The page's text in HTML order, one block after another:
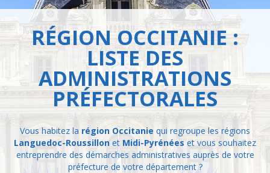
RÉGION OCCITANIE :
LISTE DES
ADMINISTRATIONS
PRÉFECTORALES
Vous habitez la région Occitanie qui regroupe les régions
Languedoc-Roussillon et Midi-Pyrénées et vous souhaitez
entreprendre des démarches administratives auprès de votre
préfecture de votre département ?